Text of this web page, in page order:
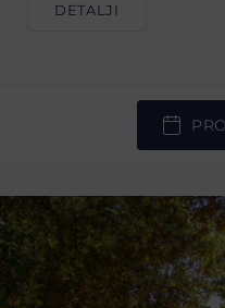
DETALJI